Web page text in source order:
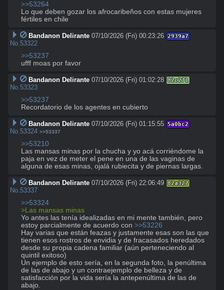
>>53264
Lo que deben gozar los afrocaribeños con estas mujeres
fértiles en chile
Bandanon Delirante 07/10/2026 (Fri) 00:23:26 2939a7
No.53322
>>53237
ufff moas por favor
Bandanon Delirante 07/10/2026 (Fri) 01:02:28 82c271
No.53323
>>53237
Recordatorio de los agentes en cubierto
Bandanon Delirante 07/10/2026 (Fri) 01:15:55 5a0bc2
No.53324 >>53337
>>53210
Las mansas minas por la chucha y yo acá corriéndome la
paja en vez de meter el pene en una de las vaginas de
alguna de esas minas, ojalá rubiecita y de piernas largas.
Bandanon Delirante 07/10/2026 (Fri) 22:06:49 82a327
No.53337
>>53324
>Las mansas minas
Yo antes las tenía idealizadas en mi mente también, pero
estoy parcialmente de acuerdo con >>53226
Hay varias que están feazas y justamente esas son las que
tienen esos rostros de envidia y de fracasados heredados
desde su propia cadena familiar (aún perteneciendo al
quintil exitoso)
Un ejemplo de esto sería, en la segunda foto, la penúltima
de las de abajo y un contraejemplo de belleza y de
satisfacción por la vida sería la antepenúltima de las de
abajo.